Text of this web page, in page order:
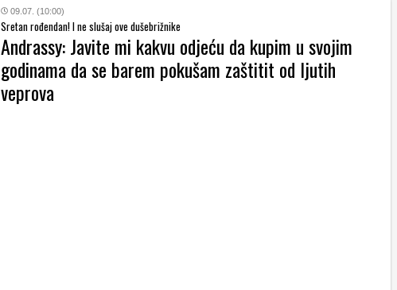
09.07. (10:00)
Sretan rođendan! I ne slušaj ove dušebrižnike
Andrassy: Javite mi kakvu odjeću da kupim u svojim
godinama da se barem pokušam zaštitit od ljutih
veprova